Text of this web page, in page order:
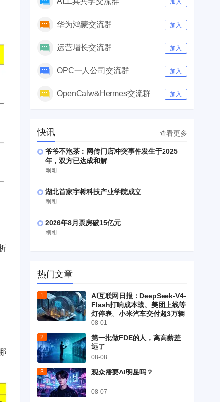
加入
华为鸿蒙交流群 加入
运营增长交流群 加入
OPC一人公司交流群 加入
OpenCalw&Hermes交流群 加入
快讯 查看更多
爷爷不泡茶：网传门店冲突事件发生于2025
年，双方已达成和解
刚刚
湖北首家宇树科技产业学院成立
刚刚
2026年8月票房破15亿元
刚刚
热门文章
AI互联网日报：DeepSeek-V4-
Flash打响成本战、美团上线等
灯停表、小米汽车交付超3万辆
08-01
第一批做FDE的人，离高薪差
远了
08-08
观众需要AI明星吗？
08-07